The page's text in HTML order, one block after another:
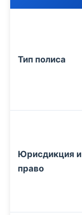
Тип полиса
Юрисдикция и
право